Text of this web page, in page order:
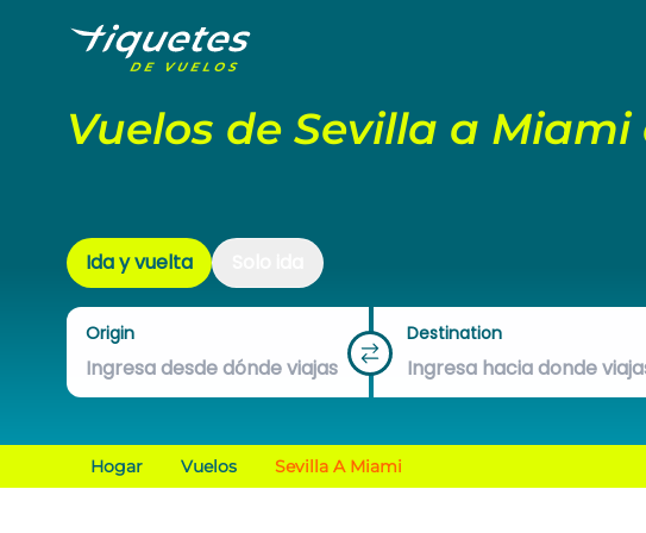
Vuelos de Sevilla a
Ida y vuelta
Origin Destination
Hogar Vuelos Sevilla A Miami